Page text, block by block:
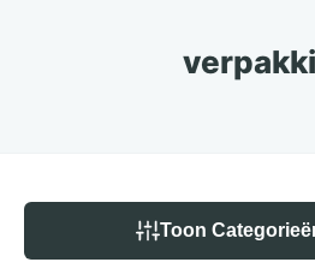
Toon